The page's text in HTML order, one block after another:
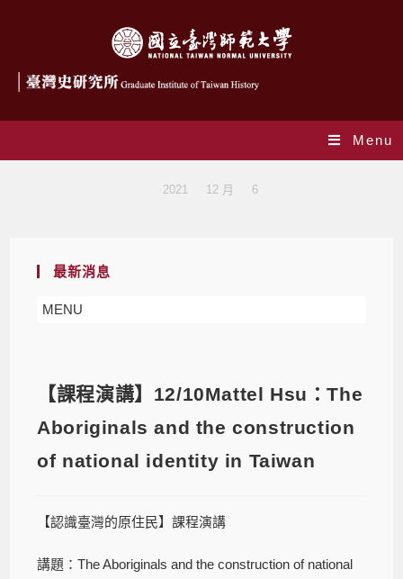
Menu
2021 12 月 6
最新消息
MENU
【課程演講】12/10Mattel Hsu：The
Aboriginals and the construction
of national identity in Taiwan
【認識臺灣的原住民】課程演講
講題：The Aboriginals and the construction of national